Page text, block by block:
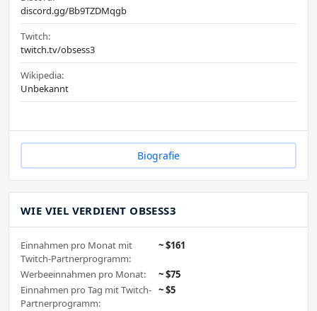
discord.gg/Bb9TZDMqgb
Twitch:
twitch.tv/obsess3
Wikipedia:
Unbekannt
Biografie
WIE VIEL VERDIENT OBSESS3
Einnahmen pro Monat mit
Twitch-Partnerprogramm:
~ $161
Werbeeinnahmen pro Monat:
~ $75
Einnahmen pro Tag mit Twitch-
Partnerprogramm:
~ $5